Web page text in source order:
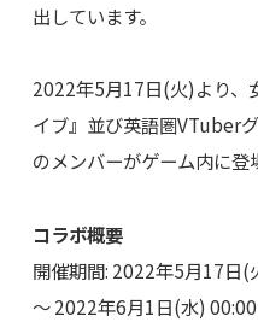
出しています。
2022年5月17日(火)より、
イブ』並び英語圏VTuber
のメンバーがゲーム内に登
コラボ概要
開催期間: 2022年5月17日(
～ 2022年6月1日(水) 00:00